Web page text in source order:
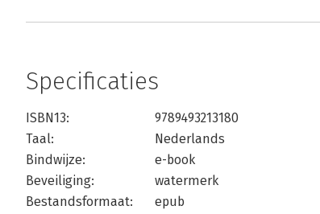
Specificaties
ISBN13:
9789493213180
Taal:
Nederlands
Bindwijze:
e-book
Beveiliging:
watermerk
Bestandsformaat:
epub